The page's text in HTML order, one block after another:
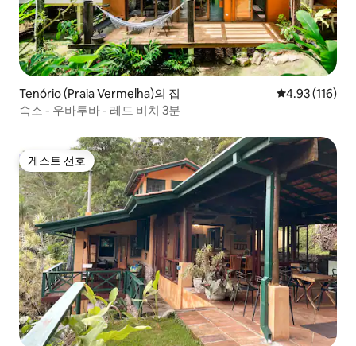
Tenório (Praia Vermelha)의 집 평점 4.93점(5
4.93 (116)
숙소 - 우바투바 - 레드 비치 3분
게스트 선호
게스트 선호